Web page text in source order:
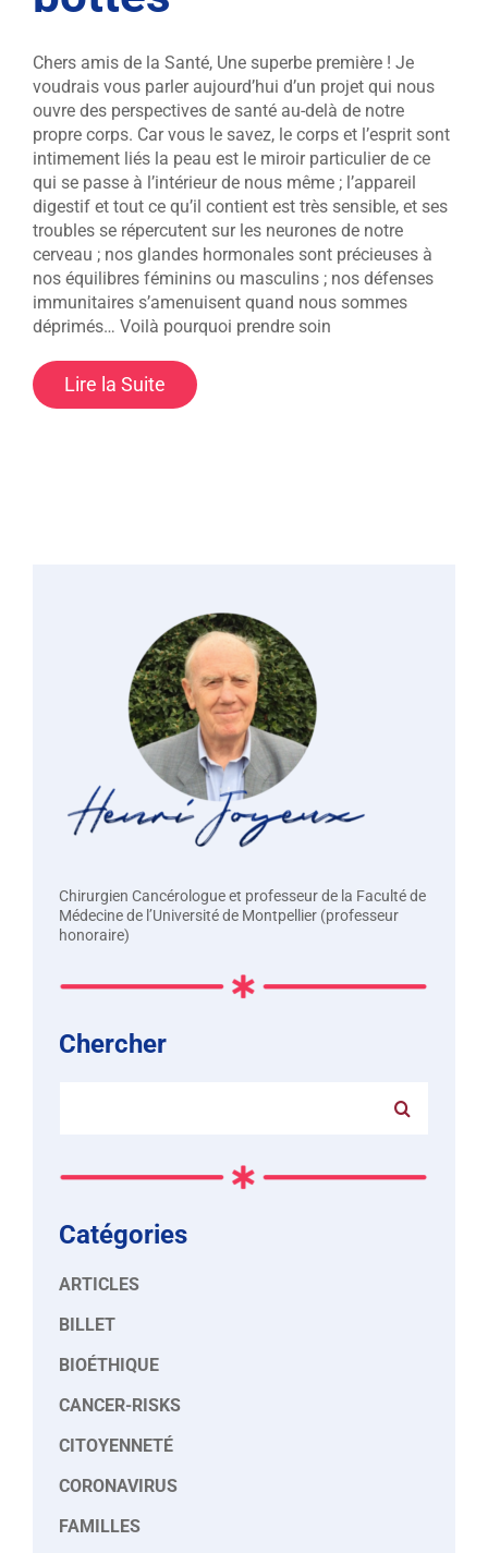
Chers amis de la Santé, Une superbe première ! Je
voudrais vous parler aujourd’hui d’un projet qui nous
ouvre des perspectives de santé au-delà de notre
propre corps. Car vous le savez, le corps et l’esprit sont
intimement liés la peau est le miroir particulier de ce
qui se passe à l’intérieur de nous même ; l’appareil
digestif et tout ce qu’il contient est très sensible, et ses
troubles se répercutent sur les neurones de notre
cerveau ; nos glandes hormonales sont précieuses à
nos équilibres féminins ou masculins ; nos défenses
immunitaires s’amenuisent quand nous sommes
déprimés… Voilà pourquoi prendre soin
Lire la Suite
Chirurgien Cancérologue et professeur de la Faculté de
Médecine de l’Université de Montpellier (professeur
honoraire)
Chercher
Catégories
ARTICLES
BILLET
BIOÉTHIQUE
CANCER-RISKS
CITOYENNETÉ
CORONAVIRUS
FAMILLES